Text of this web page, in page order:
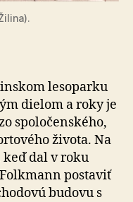
lesoparku
dielom a roky je
spoločenského,
života. Na
keď dal v roku
postaviť
budovu s